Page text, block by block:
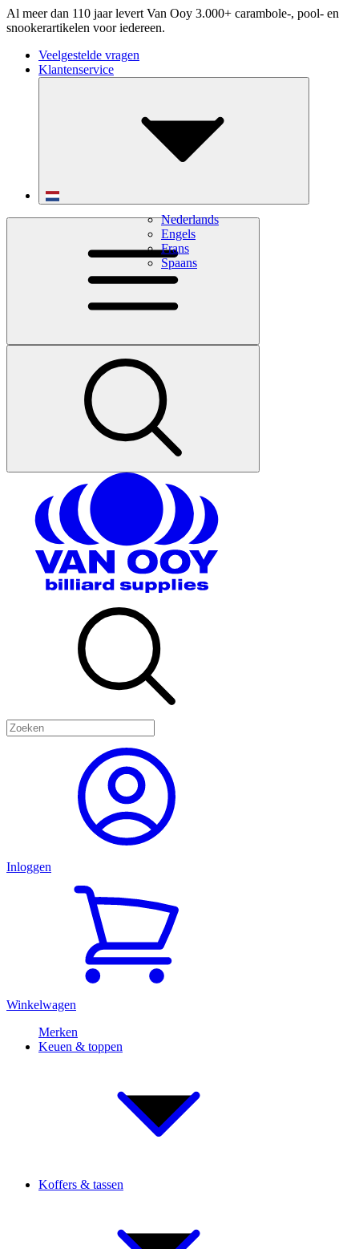
Al meer dan 110 jaar levert Van Ooy 3.000+ carambole-, pool- en
snookerartikelen voor iedereen.
Veelgestelde vragen
Klantenservice
Nederlands
Engels
Frans
Spaans
Inloggen
Winkelwagen
Merken
Keuen & toppen
Koffers & tassen